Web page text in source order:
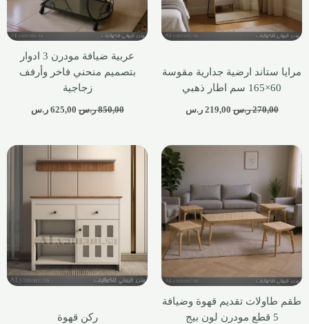
مرايا ستاند ارضية جدارية مقوسة
60×165 سم اطار ذهبي
270,00 ر.س 219,00 ر.س
عربية ضيافة مودرن 3 ادوار
بتصميم منحني فاخر وأرفف
زجاجية
850,00 ر.س 625,00 ر.س
طقم طاولات تقديم قهوة وضيافة
5 قطع مودرن لون بيج
ركن قهوة